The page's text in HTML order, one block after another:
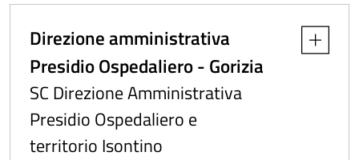
Direzione amministrativa
Presidio Ospedaliero - Gorizia
SC Direzione Amministrativa
Presidio Ospedaliero e
territorio Isontino
Apri